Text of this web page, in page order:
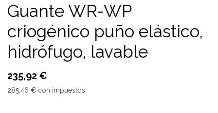
Guante WR-WP
criogénico puño elástico,
hidrófugo, lavable
235,92 €
285,46 € con impuestos